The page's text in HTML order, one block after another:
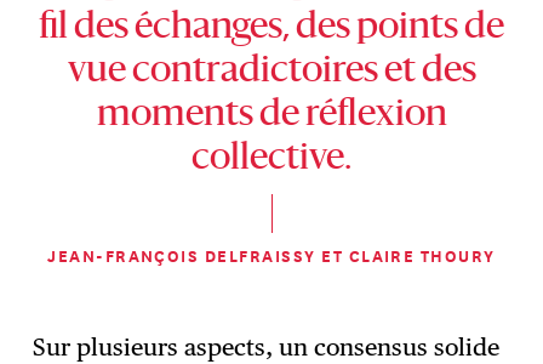
fil des échanges, des points de
vue contradictoires et des
moments de réflexion
collective.
JEAN-FRANÇOIS DELFRAISSY ET CLAIRE THOURY
Sur plusieurs aspects, un consensus solide